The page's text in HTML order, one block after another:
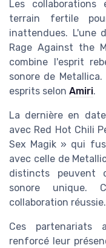
Les
terrain fertile
inattendues. L'une
Rage Against the
combine l'esprit
sonore de
esprits selon Amiri.
La dernière en
avec Red Hot Chili
Sex Magik » qui
avec celle de
distincts peuvent
sonore unique.
collaboration réussie.
Ces partenariats
renforcé leur